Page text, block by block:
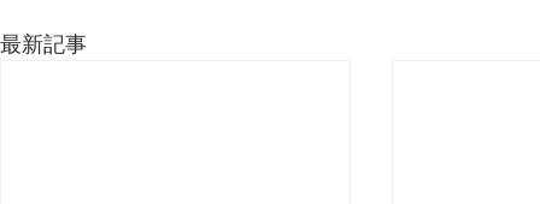
最新記事